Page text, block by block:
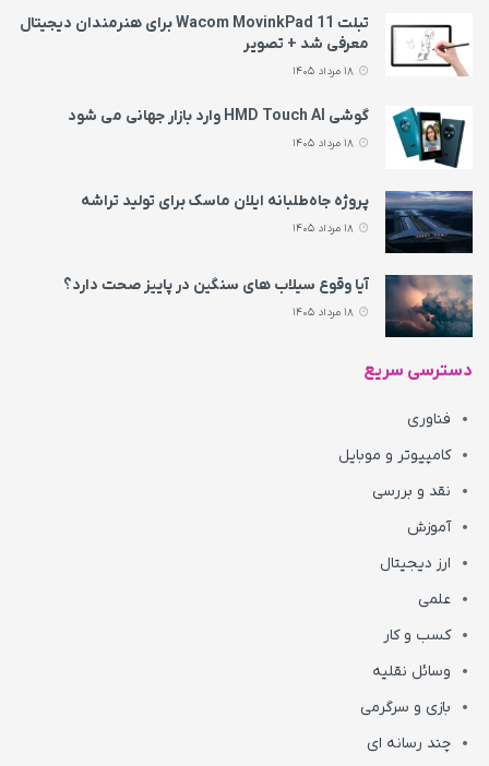
تبلت Wacom MovinkPad 11 برای هنرمندان دیجیتال
معرفی شد + تصویر
گوشی HMD Touch AI وارد بازار جهانی می‌ شود
پروژه جاه‌طلبانه ایلان ماسک برای تولید تراشه
آیا وقوع سیلاب های سنگین در پاییز صحت دارد؟
دسترسی سریع
فناوری
کامپیوتر و موبایل
نقد و بررسی
آموزش
ارز دیجیتال
علمی
کسب و کار
وسائل نقلیه
بازی و سرگرمی
چند رسانه ای